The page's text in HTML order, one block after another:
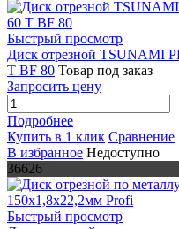
Быстрый просмотр
Диск отрезной TSUNAMI
T BF 80 Товар под заказ
Запросить цену
Подробнее
Купить в 1 клик Сравнение
В избранное Недоступно
36626
Быстрый просмотр